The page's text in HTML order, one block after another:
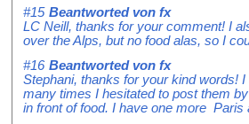
#15 Beantworted von fx
LC Neill, thanks for your comment! I
over the Alps, but no food alas, so I
#16 Beantworted von fx
Stephani, thanks for your kind words!
many times I hesitated to post them
in front of food. I have one more Paris